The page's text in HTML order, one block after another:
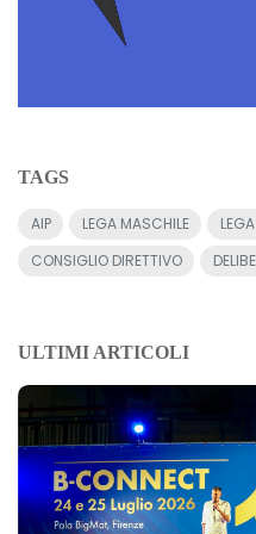
TAGS
AIP LEGA MASCHILE
CONSIGLIO DIRETTIVO
ULTIMI ARTICOLI